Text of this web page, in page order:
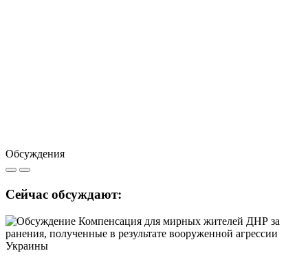
Обсуждения
Сейчас обсуждают: